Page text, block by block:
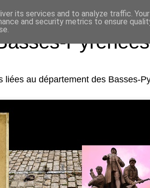
Pyrénées
liées au département des Basses-
its services and to analyze traffic.
and security metrics to ensure